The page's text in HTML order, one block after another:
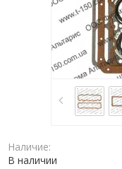
Наличие:
В наличии